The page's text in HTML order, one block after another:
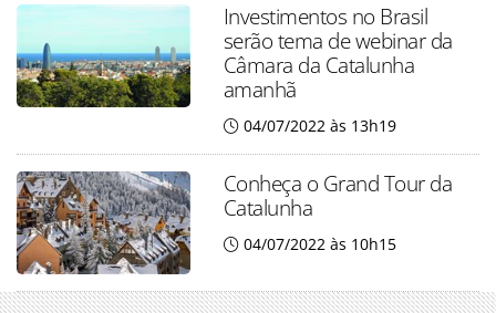
Investimentos no Brasil
serão tema de webinar da
Câmara da Catalunha
amanhã
04/07/2022 às 13h19
Conheça o Grand Tour da
Catalunha
04/07/2022 às 10h15